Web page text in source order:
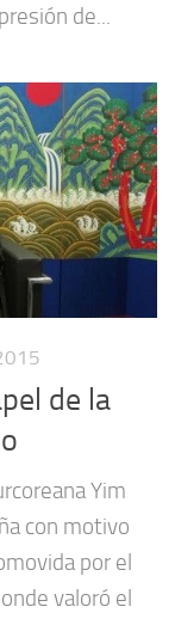
de...
de la
Yim
con motivo
por el
valoró el